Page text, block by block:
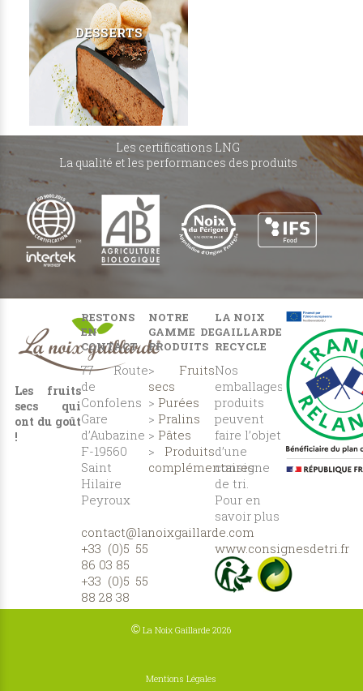
DESSERTS
Les certifications LNG
La qualité et les performances des produits
Les fruits
secs qui
ont du goût
!
RESTONS
EN
CONTACT
77 Route
de
Confolens
Gare
d’Aubazine
F-19560
Saint
Hilaire
Peyroux
contact@lanoixgaillarde.com
+33 (0)5 55
86 03 85
+33 (0)5 55
88 28 38
NOTRE
GAMME DE
PRODUITS
> Fruits
secs
> Purées
> Pralins
> Pâtes
> Produits
complémentaires
LA NOIX
GAILLARDE
RECYCLE
Nos
emballages
produits
peuvent
faire l’objet
d’une
consigne
de tri.
Pour en
savoir plus
:
www.consignesdetri.fr
© La Noix Gaillarde 2026
Mentions Légales